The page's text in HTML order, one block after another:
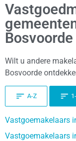
Bosvoorde
Wilt u andere
Bosvoorde
A-Z
Vastgoemakelaars
Vastgoemakelaars